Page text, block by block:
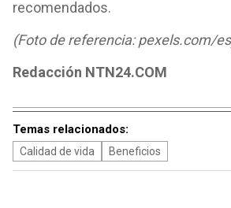
recomendados.
(Foto de referencia: pexels.com/
Redacción NTN24.COM
Temas relacionados:
Calidad de vida Beneficios